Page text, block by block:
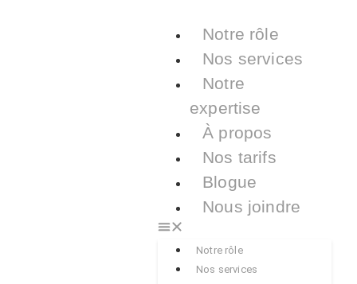
Notre rôle
Nos services
Notre
expertise
À propos
Nos tarifs
Blogue
Nous joindre
Notre rôle
Nos services